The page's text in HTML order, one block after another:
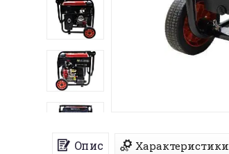
Опис Характеристики